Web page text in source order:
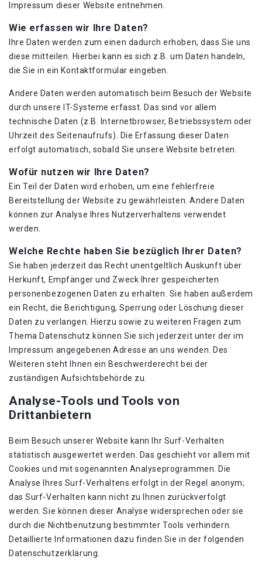
Impressum dieser Website entnehmen.
Wie erfassen wir Ihre Daten?
Ihre Daten werden zum einen dadurch erhoben, dass Sie uns
diese mitteilen. Hierbei kann es sich z.B. um Daten handeln,
die Sie in ein Kontaktformular eingeben.
Andere Daten werden automatisch beim Besuch der Website
durch unsere IT-Systeme erfasst. Das sind vor allem
technische Daten (z.B. Internetbrowser, Betriebssystem oder
Uhrzeit des Seitenaufrufs). Die Erfassung dieser Daten
erfolgt automatisch, sobald Sie unsere Website betreten.
Wofür nutzen wir Ihre Daten?
Ein Teil der Daten wird erhoben, um eine fehlerfreie
Bereitstellung der Website zu gewährleisten. Andere Daten
können zur Analyse Ihres Nutzerverhaltens verwendet
werden.
Welche Rechte haben Sie bezüglich Ihrer Daten?
Sie haben jederzeit das Recht unentgeltlich Auskunft über
Herkunft, Empfänger und Zweck Ihrer gespeicherten
personenbezogenen Daten zu erhalten. Sie haben außerdem
ein Recht, die Berichtigung, Sperrung oder Löschung dieser
Daten zu verlangen. Hierzu sowie zu weiteren Fragen zum
Thema Datenschutz können Sie sich jederzeit unter der im
Impressum angegebenen Adresse an uns wenden. Des
Weiteren steht Ihnen ein Beschwerderecht bei der
zuständigen Aufsichtsbehörde zu.
Analyse-Tools und Tools von
Drittanbietern
Beim Besuch unserer Website kann Ihr Surf-Verhalten
statistisch ausgewertet werden. Das geschieht vor allem mit
Cookies und mit sogenannten Analyseprogrammen. Die
Analyse Ihres Surf-Verhaltens erfolgt in der Regel anonym;
das Surf-Verhalten kann nicht zu Ihnen zurückverfolgt
werden. Sie können dieser Analyse widersprechen oder sie
durch die Nichtbenutzung bestimmter Tools verhindern.
Detaillierte Informationen dazu finden Sie in der folgenden
Datenschutzerklärung.